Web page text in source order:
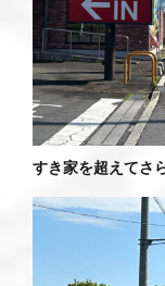
すき家を超えてさ